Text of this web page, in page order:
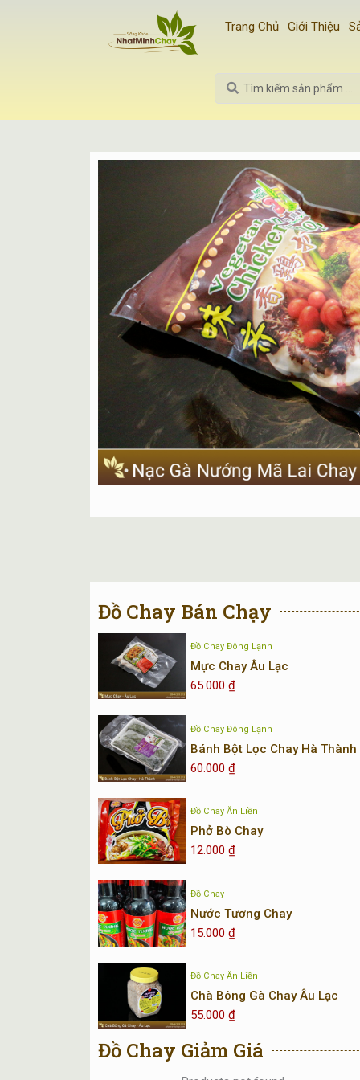
Trang Chủ Giới Thiệu
Search
...
Đồ Chay Bán Chạy
Đồ Chay Đông Lạnh
Mực Chay Âu Lạc
65.000 ₫
Đồ Chay Đông Lạnh
Bánh Bột Lọc Chay Hà Thành
60.000 ₫
Đồ Chay Ăn Liền
Phở Bò Chay
12.000 ₫
Đồ Chay
Nước Tương Chay
15.000 ₫
Đồ Chay Ăn Liền
Chà Bông Gà Chay Âu Lạc
55.000 ₫
Đồ Chay Giảm Giá